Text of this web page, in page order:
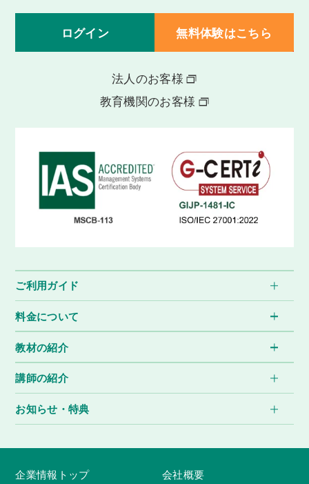
ログイン 無料体験はこちら
法人のお客様
教育機関のお客様
ご利用ガイド
料金について
教材の紹介
講師の紹介
お知らせ・特典
企業情報トップ 会社概要